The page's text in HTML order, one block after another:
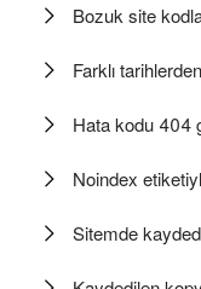
Bozuk site
Farklı
Hata kodu 404
Noindex
Sitemde